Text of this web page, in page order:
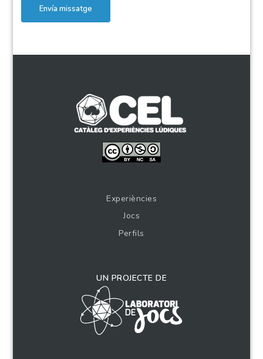
Envía missatge
Experiències
Jocs
Perfils
UN PROJECTE DE